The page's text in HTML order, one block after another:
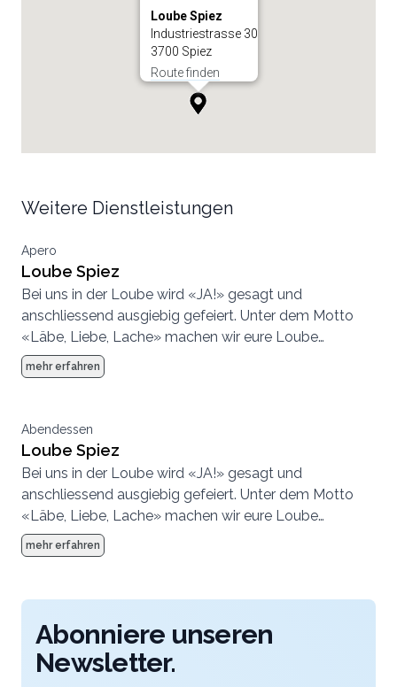
Loube Spiez
Industriestrasse 30
3700 Spiez
Route finden
Weitere Dienstleistungen
Apero
Loube Spiez
Bei uns in der Loube wird «JA!» gesagt und
anschliessend ausgiebig gefeiert. Unter dem Motto
«Läbe, Liebe, Lache» machen wir eure Loube
Hochzeit zum unvergesslichen Erlebnis. In zwei Sälen
lassen sich in der Loube Hochzeiten mit bis zu 150
mehr erfahren
Abendessen
Loube Spiez
Bei uns in der Loube wird «JA!» gesagt und
anschliessend ausgiebig gefeiert. Unter dem Motto
«Läbe, Liebe, Lache» machen wir eure Loube
Hochzeit zum unvergesslichen Erlebnis. In zwei Sälen
lassen sich in der Loube Hochzeiten mit bis zu 150
mehr erfahren
Abonniere unseren
Newsletter.